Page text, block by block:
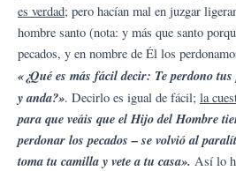
es verdad; pero hacían mal en juzgar
hombre santo (nota: y más que santo
pecados, y en nombre de Él los
«¿Qué es más fácil decir: Te perdono
y anda?». Decirlo es igual de fácil; la
para que veáis que el Hijo del Hombre
perdonar los pecados – se volvió al
toma tu camilla y vete a tu casa». Así lo